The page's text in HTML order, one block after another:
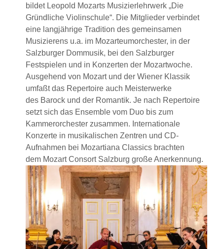
bildet Leopold Mozarts Musizierlehrwerk „Die
Gründliche Violinschule“. Die Mitglieder verbindet
eine langjährige Tradition des gemeinsamen
Musizierens u.a. im Mozarteumorchester, in der
Salzburger Dommusik, bei den Salzburger
Festspielen und in Konzerten der Mozartwoche.
Ausgehend von Mozart und der Wiener Klassik
umfaßt das Repertoire auch Meisterwerke
des Barock und der Romantik. Je nach Repertoire
setzt sich das Ensemble vom Duo bis zum
Kammerorchester zusammen. Internationale
Konzerte in musikalischen Zentren und CD-
Aufnahmen bei Mozartiana Classics brachten
dem Mozart Consort Salzburg große Anerkennung.